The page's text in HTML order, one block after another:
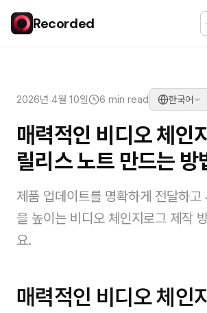
Recorded
2026년 4월 10일 6 min read 한국어
매력적인 비디오 체인
릴리스 노트 만드는 방
제품 업데이트를 명확하게 전달하고
을 높이는 비디오 체인지로그 제작
요.
매력적인 비디오 체인